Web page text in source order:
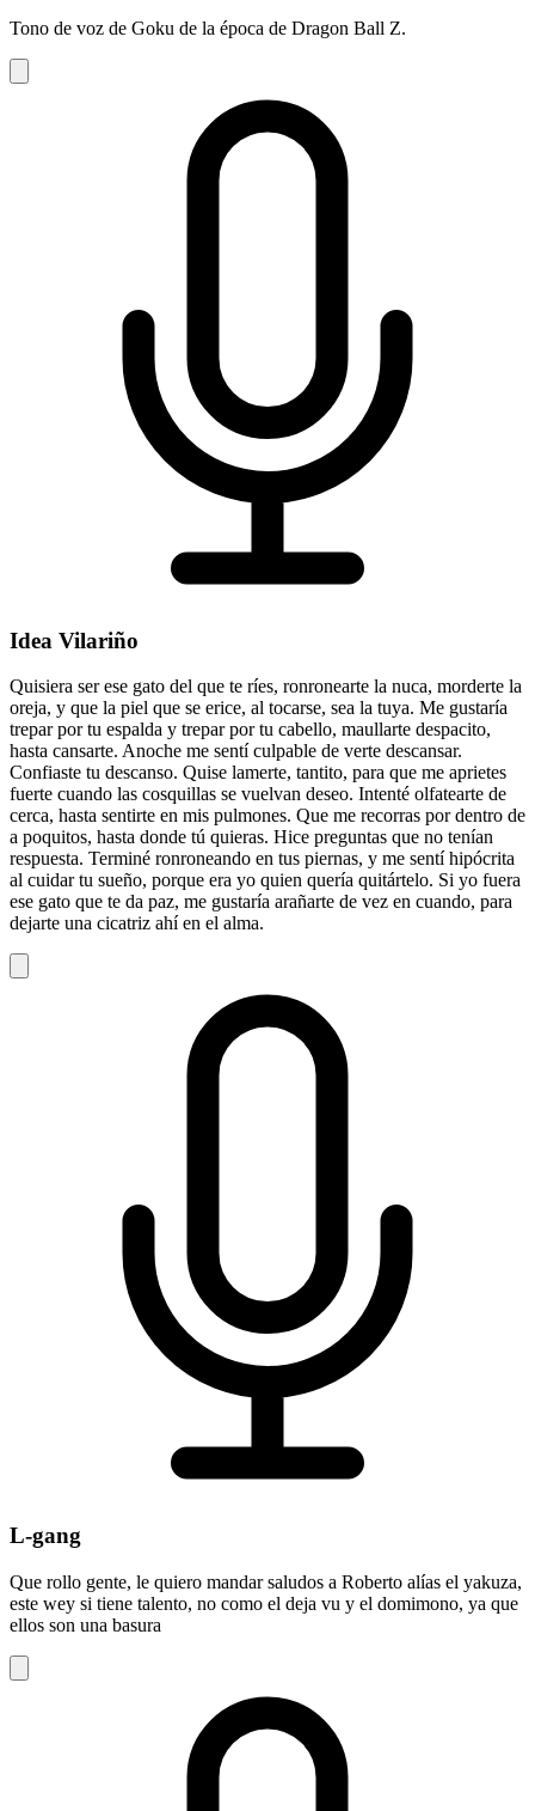
Tono de voz de Goku de la época de Dragon Ball Z.
Idea Vilariño
Quisiera ser ese gato del que te ríes, ronronearte la nuca, morderte la
oreja, y que la piel que se erice, al tocarse, sea la tuya. Me gustaría
trepar por tu espalda y trepar por tu cabello, maullarte despacito,
hasta cansarte. Anoche me sentí culpable de verte descansar.
Confiaste tu descanso. Quise lamerte, tantito, para que me aprietes
fuerte cuando las cosquillas se vuelvan deseo. Intenté olfatearte de
cerca, hasta sentirte en mis pulmones. Que me recorras por dentro de
a poquitos, hasta donde tú quieras. Hice preguntas que no tenían
respuesta. Terminé ronroneando en tus piernas, y me sentí hipócrita
al cuidar tu sueño, porque era yo quien quería quitártelo. Si yo fuera
ese gato que te da paz, me gustaría arañarte de vez en cuando, para
dejarte una cicatriz ahí en el alma.
L-gang
Que rollo gente, le quiero mandar saludos a Roberto alías el yakuza,
este wey si tiene talento, no como el deja vu y el domimono, ya que
ellos son una basura